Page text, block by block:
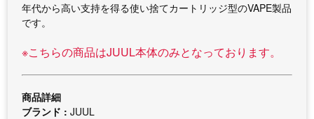
年代から高い支持を得る使い捨てカートリッジ型のVAPE製品
です。
※こちらの商品はJUUL本体のみとなっております。
商品詳細
ブランド :JUUL